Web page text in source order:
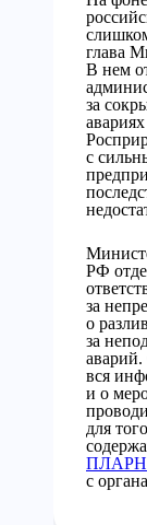
глава
В нем
за
с
РФ
за
о
за
вся
и о
для
ПЛАРН
с